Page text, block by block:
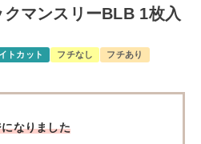
マンスリーBLB 1枚入
トカット フチなし
フチあり
なりました